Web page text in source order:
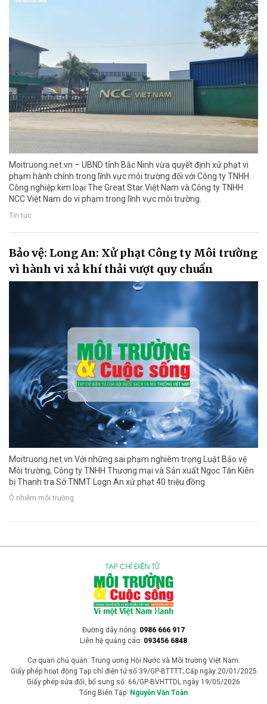
Moitruong.net.vn – UBND tỉnh Bắc Ninh vừa quyết định xử phạt vi
phạm hành chính trong lĩnh vực môi trường đối với Công ty TNHH
Công nghiệp kim loại The Great Star Việt Nam và Công ty TNHH
NCC Việt Nam do vi phạm trong lĩnh vực môi trường.
Tin tức
Bảo vệ: Long An: Xử phạt Công ty Môi trường
vì hành vi xả khí thải vượt quy chuẩn
Moitruong.net.vn Với những sai phạm nghiêm trọng Luật Bảo vệ
Môi trường, Công ty TNHH Thương mại và Sản xuất Ngọc Tân Kiên
bị Thanh tra Sở TNMT Logn An xử phạt 40 triệu đồng
Ô nhiễm môi trường
Đường dây nóng: 0986 666 917
Liên hệ quảng cáo: 093456 6848
Cơ quan chủ quản: Trung ương Hội Nước và Môi trường Việt Nam.
Giấy phép hoạt động Tạp chí điện tử số 39/GP-BTTTT; Cấp ngày 20/01/2025
Giấy phép sửa đổi, bổ sung số: 66/GP-BVHTTDL ngày 19/05/2026
Tổng Biên Tập: Nguyễn Văn Toàn